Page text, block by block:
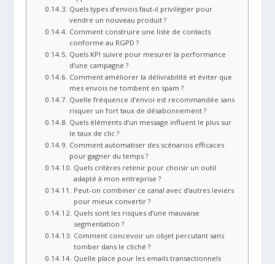
Quels types d’envois faut-il privilégier pour
vendre un nouveau produit ?
Comment construire une liste de contacts
conforme au RGPD ?
Quels KPI suivre pour mesurer la performance
d’une campagne ?
Comment améliorer la délivrabilité et éviter que
mes envois ne tombent en spam ?
Quelle fréquence d’envoi est recommandée sans
risquer un fort taux de désabonnement ?
Quels éléments d’un message influent le plus sur
le taux de clic ?
Comment automatiser des scénarios efficaces
pour gagner du temps ?
Quels critères retenir pour choisir un outil
adapté à mon entreprise ?
Peut-on combiner ce canal avec d’autres leviers
pour mieux convertir ?
Quels sont les risques d’une mauvaise
segmentation ?
Comment concevoir un objet percutant sans
tomber dans le cliché ?
Quelle place pour les emails transactionnels